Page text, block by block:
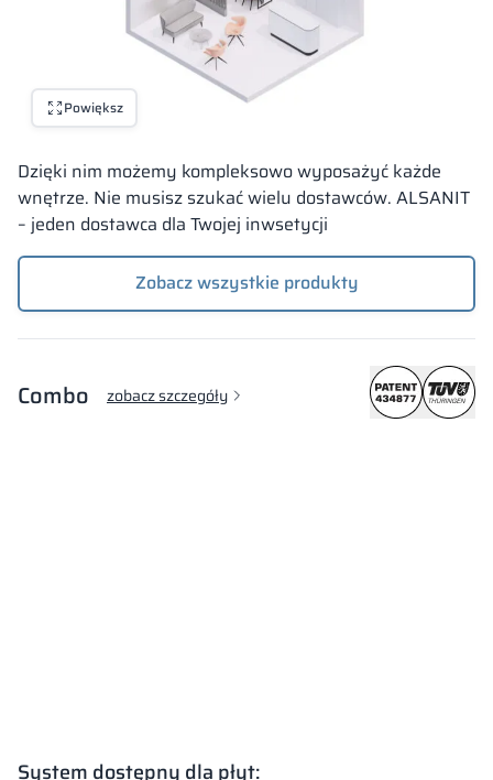
Powiększ
Dzięki nim możemy kompleksowo wyposażyć każde
wnętrze. Nie musisz szukać wielu dostawców. ALSANIT
– jeden dostawca dla Twojej inwsetycji
Zobacz wszystkie produkty
Combo zobacz szczegóły
System dostępny dla płyt: